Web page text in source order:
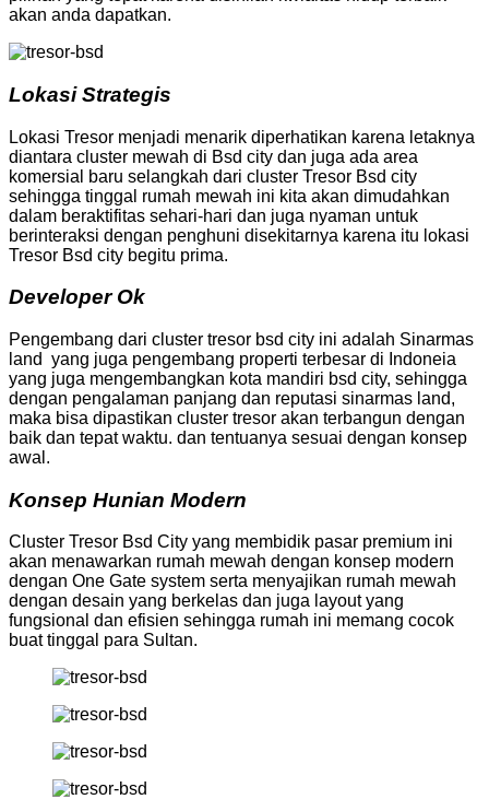
akan anda dapatkan.
Lokasi Strategis
Lokasi Tresor menjadi menarik diperhatikan karena letaknya
diantara cluster mewah di Bsd city dan juga ada area
komersial baru selangkah dari cluster Tresor Bsd city
sehingga tinggal rumah mewah ini kita akan dimudahkan
dalam beraktifitas sehari-hari dan juga nyaman untuk
berinteraksi dengan penghuni disekitarnya karena itu lokasi
Tresor Bsd city begitu prima.
Developer Ok
Pengembang dari cluster tresor bsd city ini adalah Sinarmas
land yang juga pengembang properti terbesar di Indoneia
yang juga mengembangkan kota mandiri bsd city, sehingga
dengan pengalaman panjang dan reputasi sinarmas land,
maka bisa dipastikan cluster tresor akan terbangun dengan
baik dan tepat waktu. dan tentuanya sesuai dengan konsep
awal.
Konsep Hunian Modern
Cluster Tresor Bsd City yang membidik pasar premium ini
akan menawarkan rumah mewah dengan konsep modern
dengan One Gate system serta menyajikan rumah mewah
dengan desain yang berkelas dan juga layout yang
fungsional dan efisien sehingga rumah ini memang cocok
buat tinggal para Sultan.